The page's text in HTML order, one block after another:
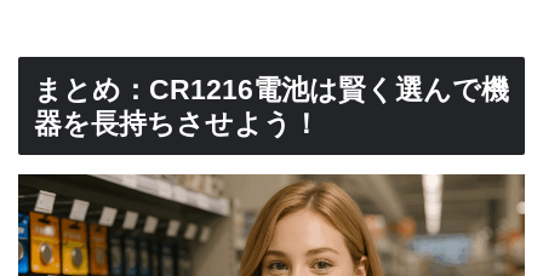
まとめ：CR1216電池は賢く選んで機
器を長持ちさせよう！